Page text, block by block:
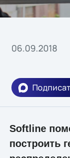
06.09.2018
Softline
построить